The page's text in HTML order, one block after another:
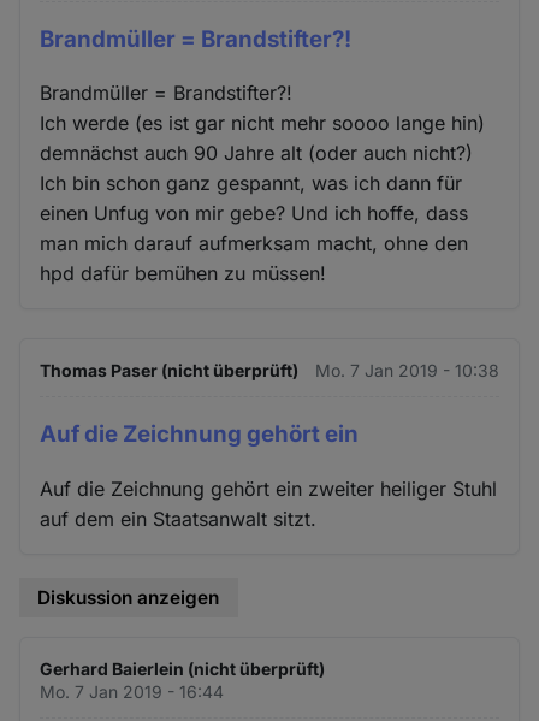
Brandmüller = Brandstifter?!
Brandmüller = Brandstifter?!
Ich werde (es ist gar nicht mehr soooo lange hin)
demnächst auch 90 Jahre alt (oder auch nicht?)
Ich bin schon ganz gespannt, was ich dann für
einen Unfug von mir gebe? Und ich hoffe, dass
man mich darauf aufmerksam macht, ohne den
hpd dafür bemühen zu müssen!
Thomas Paser (nicht überprüft) Mo. 7 Jan 2019 - 10:38
Auf die Zeichnung gehört ein
Auf die Zeichnung gehört ein zweiter heiliger Stuhl
auf dem ein Staatsanwalt sitzt.
Diskussion anzeigen
Gerhard Baierlein (nicht überprüft)
Mo. 7 Jan 2019 - 16:44